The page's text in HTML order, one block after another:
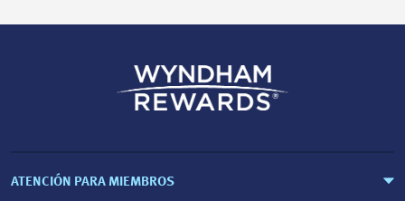
ATENCIÓN PARA MIEMBROS